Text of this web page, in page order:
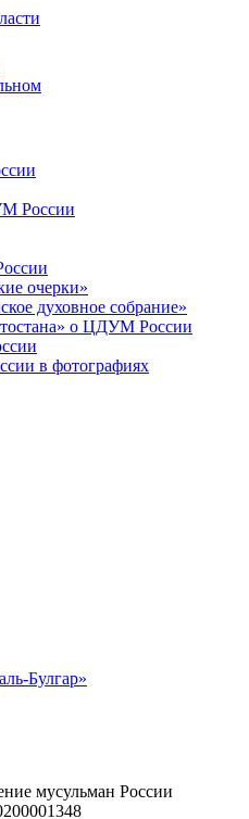
России
очерки»
духовное собрание»
о ЦДУМ России
в фотографиях
Булгар»
мусульман России